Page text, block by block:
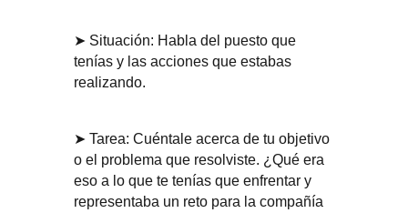
➤ Situación: Habla del puesto que
tenías y las acciones que estabas
realizando.
➤ Tarea: Cuéntale acerca de tu objetivo
o el problema que resolviste. ¿Qué era
eso a lo que te tenías que enfrentar y
representaba un reto para la compañía